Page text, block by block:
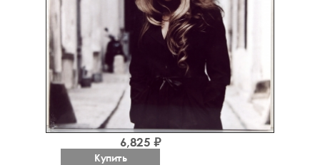
6,825 ₽
Купить